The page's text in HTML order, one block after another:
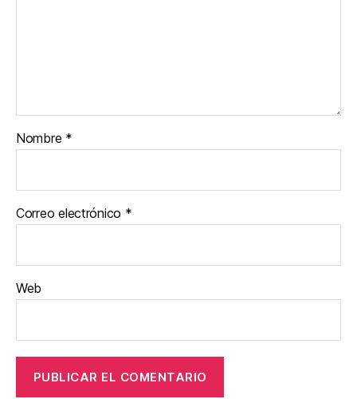
Nombre *
Correo electrónico *
Web